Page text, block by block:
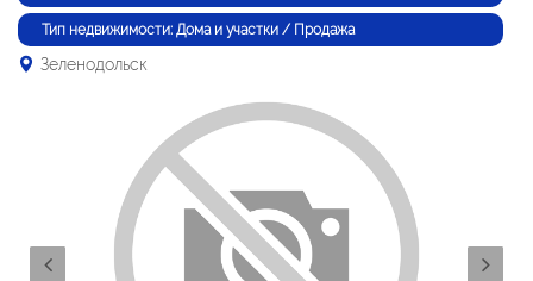
Тип недвижимости: Дома и участки / Продажа
Зеленодольск